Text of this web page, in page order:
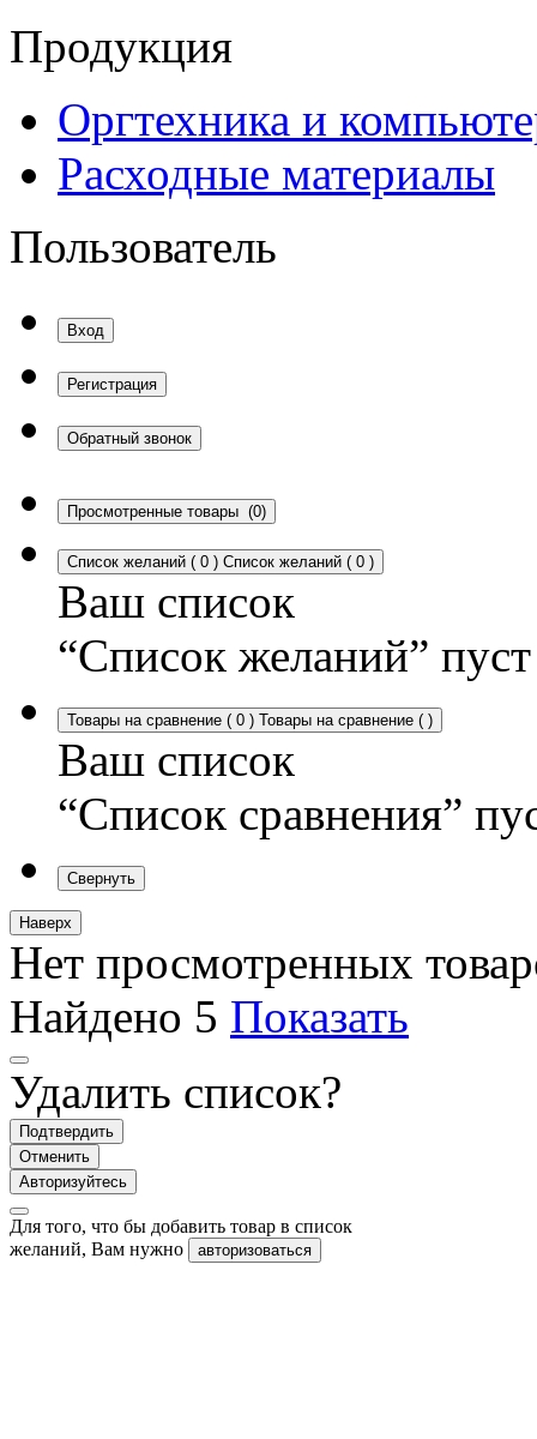
Продукция
Оргтехника и
Расходные материалы
Пользователь
Вход
Регистрация
Обратный звонок
Просмотренные товары (0)
Список желаний ( 0 ) Список желаний ( 0 )
Ваш список
“Список желаний” пуст
Товары на сравнение ( 0 ) Товары на сравнение ( )
Ваш список
“Список сравнения”
Свернуть
Наверх
Нет просмотренных
Найдено 5 Показать
Удалить список?
Подтвердить
Отменить
Авторизуйтесь
Для того, что бы добавить товар в список
желаний, Вам нужно
авторизоваться